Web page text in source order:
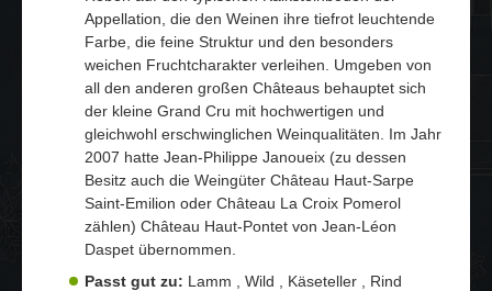
Appellation, die den Weinen ihre tiefrot leuchtende
Farbe, die feine Struktur und den besonders
weichen Fruchtcharakter verleihen. Umgeben von
all den anderen großen Châteaus behauptet sich
der kleine Grand Cru mit hochwertigen und
gleichwohl erschwinglichen Weinqualitäten. Im Jahr
2007 hatte Jean-Philippe Janoueix (zu dessen
Besitz auch die Weingüter Château Haut-Sarpe
Saint-Emilion oder Château La Croix Pomerol
zählen) Château Haut-Pontet von Jean-Léon
Daspet übernommen.
Passt gut zu: Lamm , Wild , Käseteller , Rind